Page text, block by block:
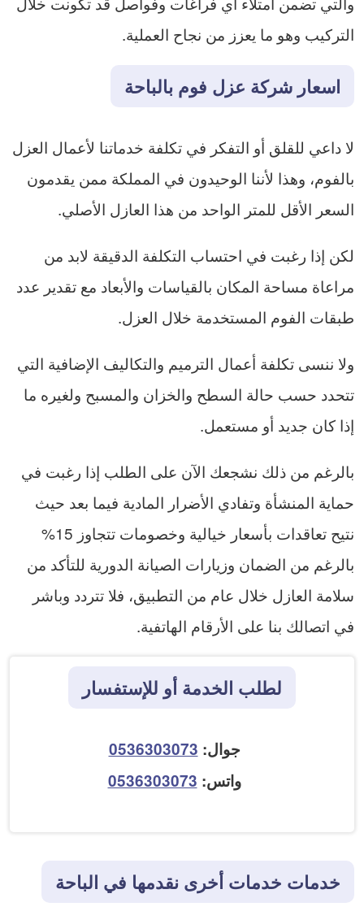
التركيب وهو ما يعزز من نجاح العملية.
اسعار شركة عزل فوم بالباحة
لا داعي للقلق أو التفكر في تكلفة خدماتنا لأعمال العزل
بالفوم، وهذا لأننا الوحيدون في المملكة ممن يقدمون
السعر الأقل للمتر الواحد من هذا العازل الأصلي.
لكن إذا رغبت في احتساب التكلفة الدقيقة لابد من
مراعاة مساحة المكان بالقياسات والأبعاد مع تقدير عدد
طبقات الفوم المستخدمة خلال العزل.
ولا ننسى تكلفة أعمال الترميم والتكاليف الإضافية التي
تتحدد حسب حالة السطح والخزان والمسبح ولغيره ما
إذا كان جديد أو مستعمل.
بالرغم من ذلك نشجعك الآن على الطلب إذا رغبت في
حماية المنشأة وتفادي الأضرار المادية فيما بعد حيث
نتيح تعاقدات بأسعار خيالية وخصومات تتجاوز 15%
بالرغم من الضمان وزيارات الصيانة الدورية للتأكد من
سلامة العازل خلال عام من التطبيق، فلا تتردد وباشر
في اتصالك بنا على الأرقام الهاتفية.
لطلب الخدمة أو للإستفسار
جوال: 0536303073
واتس: 0536303073
خدمات خدمات أخرى نقدمها في الباحة